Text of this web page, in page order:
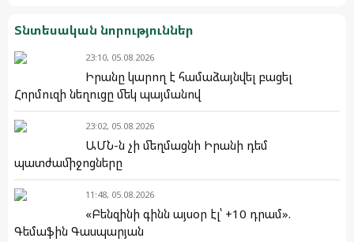
Տնտեսական նորություններ
23:10, 05.08.2026
Իրանը կարող է համաձայնվել բացել
Հորմուզի նեղուցը մեկ պայմանով
23:02, 05.08.2026
ԱՄՆ-ն չի մեղմացնի Իրանի դեմ
պատժամիջոցները
11:48, 05.08.2026
«Բենզինի գինն այսօր էլ՝ +10 դրամ».
Գեմաֆին Գասպարյան